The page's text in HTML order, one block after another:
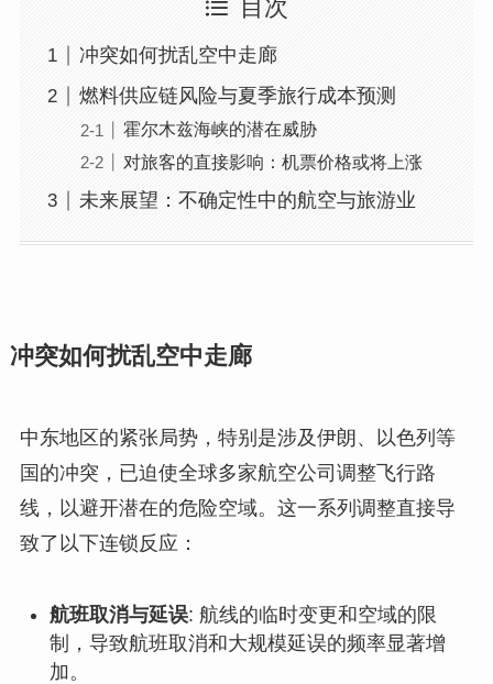
目次
冲突如何扰乱空中走廊
燃料供应链风险与夏季旅行成本预测
霍尔木兹海峡的潜在威胁
对旅客的直接影响：机票价格或将上涨
未来展望：不确定性中的航空与旅游业
冲突如何扰乱空中走廊
中东地区的紧张局势，特别是涉及伊朗、以色列等
国的冲突，已迫使全球多家航空公司调整飞行路
线，以避开潜在的危险空域。这一系列调整直接导
致了以下连锁反应：
航班取消与延误: 航线的临时变更和空域的限
制，导致航班取消和大规模延误的频率显著增
加。